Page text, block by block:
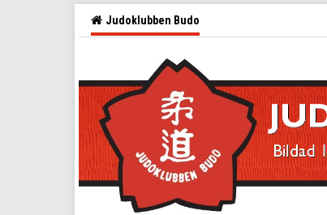
Judoklubben Budo